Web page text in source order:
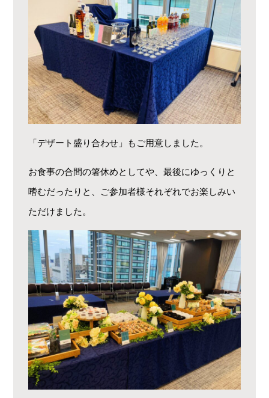
「デザート盛り合わせ」もご用意しました。
お食事の合間の箸休めとしてや、最後にゆっくりと
嗜むだったりと、ご参加者様それぞれでお楽しみい
ただけました。